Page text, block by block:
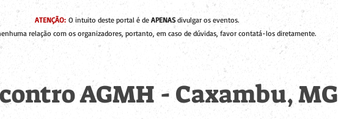
ATENÇÃO: O intuito deste portal é de APENASdivulgar os eventos.
relação com os organizadores, portanto, em caso de dúvidas, favor contatá-los diretamente.
AGMH - Caxambu, MG